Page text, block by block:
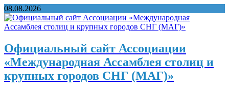
08.08.2026
Официальный сайт Ассоциации
«Международная Ассамблея столиц и
крупных городов СНГ (МАГ)»